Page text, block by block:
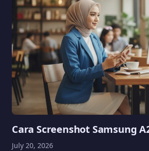
Cara Screenshot Samsung
July 20, 2026